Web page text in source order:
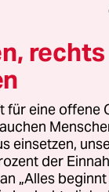
Vertriebs GmbH
rechtlichen Fragen
lizenzen@taz.de
rechts
eine offene
einsetzen,
der
„Alles